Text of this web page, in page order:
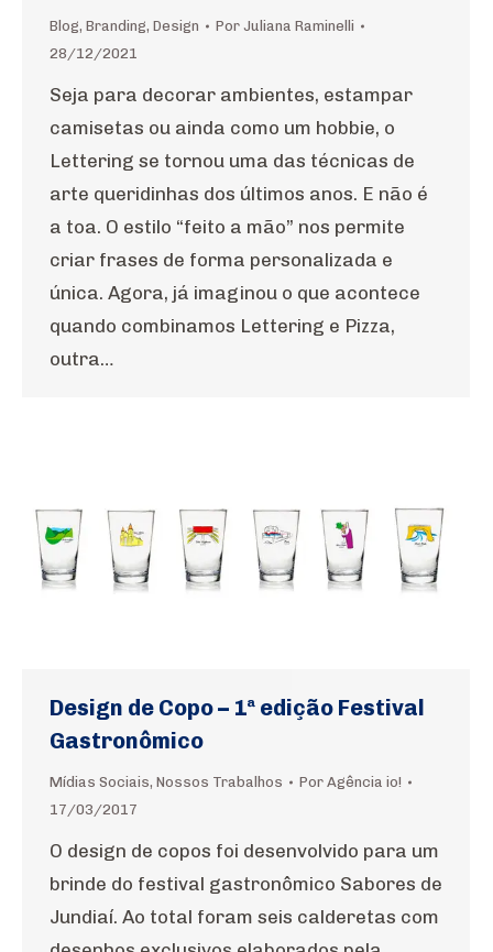
Blog, Branding, Design Por Juliana Raminelli
28/12/2021
Seja para decorar ambientes, estampar
camisetas ou ainda como um hobbie, o
Lettering se tornou uma das técnicas de
arte queridinhas dos últimos anos. E não é
a toa. O estilo “feito a mão” nos permite
criar frases de forma personalizada e
única. Agora, já imaginou o que acontece
quando combinamos Lettering e Pizza,
outra…
Design de Copo – 1ª edição Festival
Gastronômico
Mídias Sociais, Nossos Trabalhos Por Agência io!
17/03/2017
O design de copos foi desenvolvido para um
brinde do festival gastronômico Sabores de
Jundiaí. Ao total foram seis calderetas com